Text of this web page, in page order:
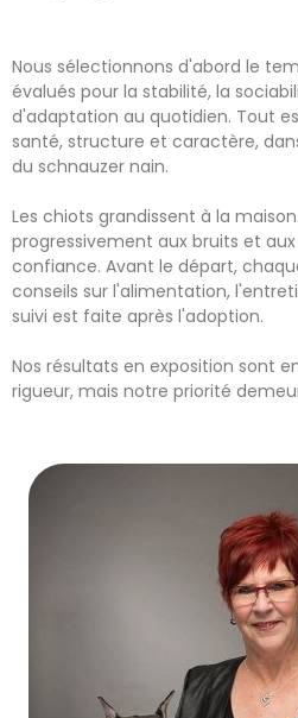
Nous sélectionnons d'abord le
évalués pour la stabilité, la
d'adaptation au quotidien. Tout
santé, structure et caractère,
du schnauzer nain.
Les chiots grandissent à la
progressivement aux bruits et
confiance. Avant le départ,
conseils sur l'alimentation,
suivi est faite après l'adoption.
Nos résultats en exposition sont
rigueur, mais notre priorité